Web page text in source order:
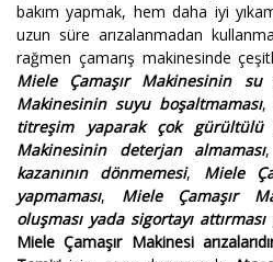
bakım yapmak, hem daha iyi
uzun süre arızalanmadan
rağmen çamarış makinesinde
Miele Çamaşır Makinesinin su
Makinesinin suyu boşaltmaması,
titreşim yaparak çok gürültülü
Makinesinin deterjan almaması,
kazanının dönmemesi, Miele
yapmaması, Miele Çamaşır
oluşması yada sigortayı attırması
Miele Çamaşır Makinesi